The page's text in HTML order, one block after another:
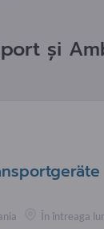
și
În întreaga